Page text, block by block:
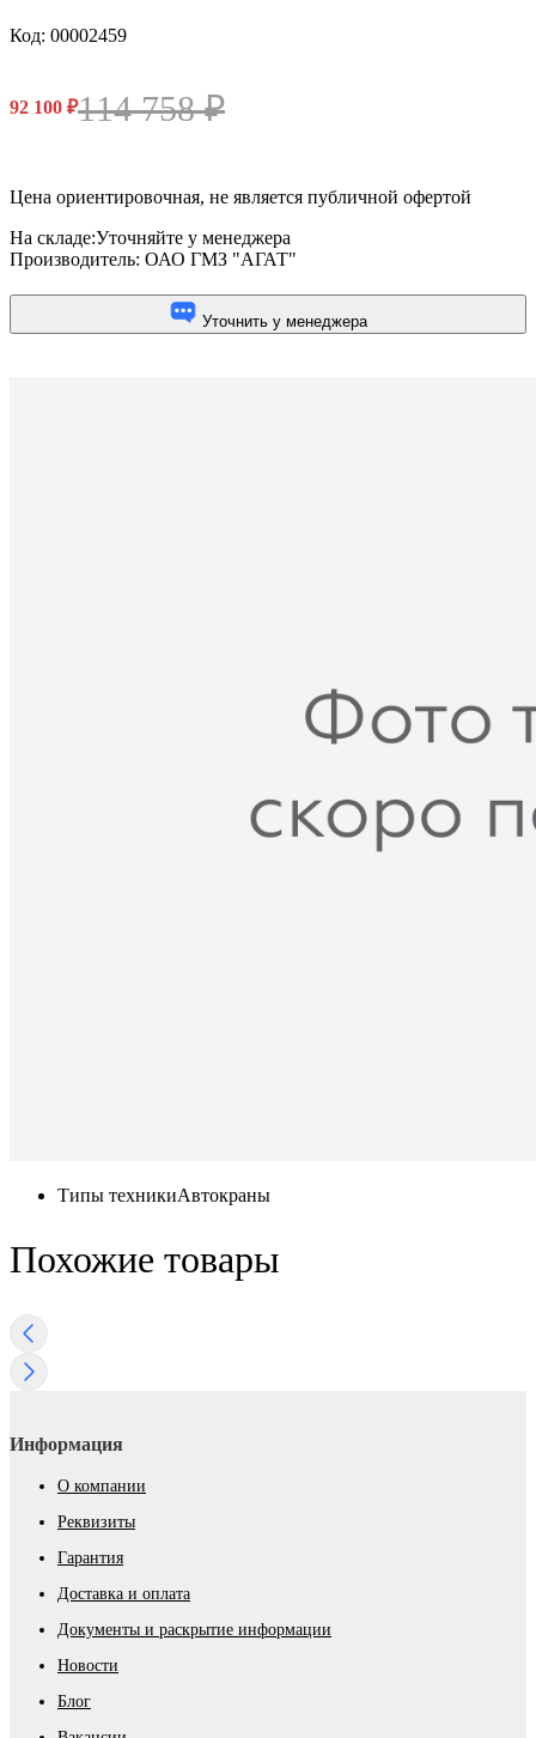
Код: 00002459
92 100 ₽114 758₽
Цена ориентировочная, не является публичной офертой
На складе:Уточняйте у менеджера
Производитель: ОАО ГМЗ "АГАТ"
Уточнить у менеджера
Типы техникиАвтокраны
Похожие товары
Информация
О компании
Реквизиты
Гарантия
Доставка и оплата
Документы и раскрытие информации
Новости
Блог